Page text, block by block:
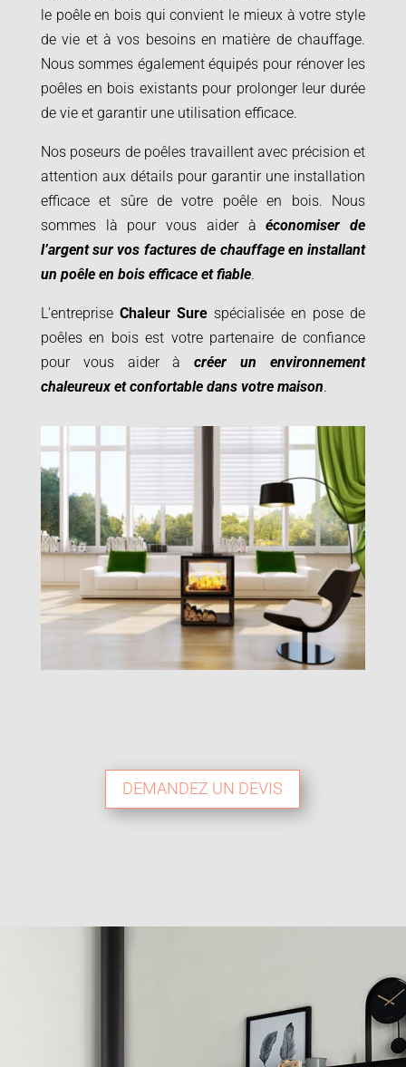
le poêle en bois qui convient le mieux à votre style
de vie et à vos besoins en matière de chauffage.
Nous sommes également équipés pour rénover les
poêles en bois existants pour prolonger leur durée
de vie et garantir une utilisation efficace.
Nos poseurs de poêles travaillent avec précision et
attention aux détails pour garantir une installation
efficace et sûre de votre poêle en bois. Nous
sommes là pour vous aider àéconomiser de
l’argent sur vos factures de chauffage en installant
un poêle en bois efficace et fiable.
L’entreprise Chaleur Surespécialisée en pose de
poêles en bois est votre partenaire de confiance
pour vous aider àcréer un environnement
chaleureux et confortable dans votre maison.
DEMANDEZ UN DEVIS